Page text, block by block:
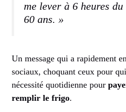
me lever à 6 heures
60 ans. »
Un message qui a rapidement
sociaux, choquant ceux pour
nécessité quotidienne pour
remplir le frigo.